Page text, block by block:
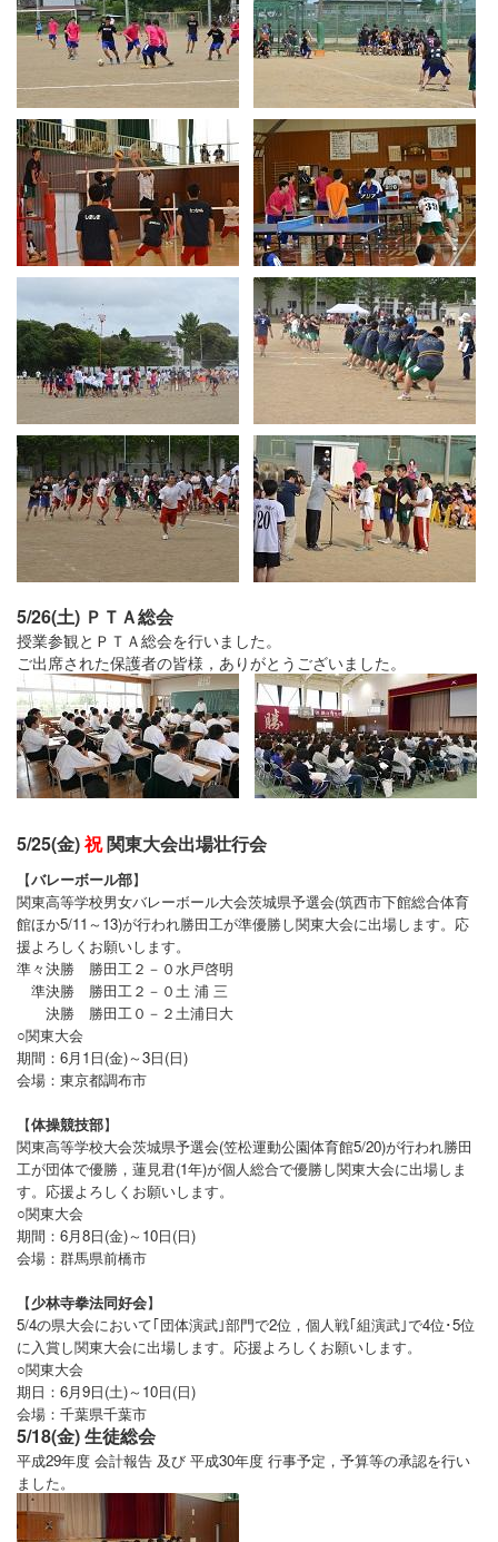
5/26(土) ＰＴＡ総会
授業参観とＰＴＡ総会を行いました。
ご出席された保護者の皆様，ありがとうございました。
5/25(金)祝関東大会出場壮行会
【バレーボール部】
関東高等学校男女バレーボール大会茨城県予選会(筑西市下館総合体育
館ほか5/11～13)が行われ勝田工が準優勝し関東大会に出場します。応
援よろしくお願いします。
準々決勝 勝田工２－０水戸啓明
準決勝 勝田工２－０土 浦 三
決勝 勝田工０－２土浦日大
○関東大会
期間：6月1日(金)～3日(日)
会場：東京都調布市
【体操競技部】
関東高等学校大会茨城県予選会(笠松運動公園体育館5/20)が行われ勝田
工が団体で優勝，蓮見君(1年)が個人総合で優勝し関東大会に出場しま
す。応援よろしく お願いします。
○関東大会
期間：6月8日(金)～10日(日)
会場：群馬県前橋市
【少林寺拳法同好会】
5/4の県大会において｢団体演武｣部門で2位，個人戦｢組演武｣で4位･5位
に入賞し関東大会に出場します。応援よろしくお願いします。
○関東大会
期日：6月9日(土)～10日(日)
会場：千葉県千葉市
5/18(金) 生徒総会
平成29年度 会計報告 及び 平成30年度 行事予定，予算等の承認を行い
ました。